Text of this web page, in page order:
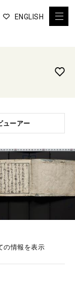
ENGLISH
ューアー
の情報を表示